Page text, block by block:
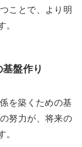
ことで、より明
。
盤作り
を築くための基
努力が、将来の
。